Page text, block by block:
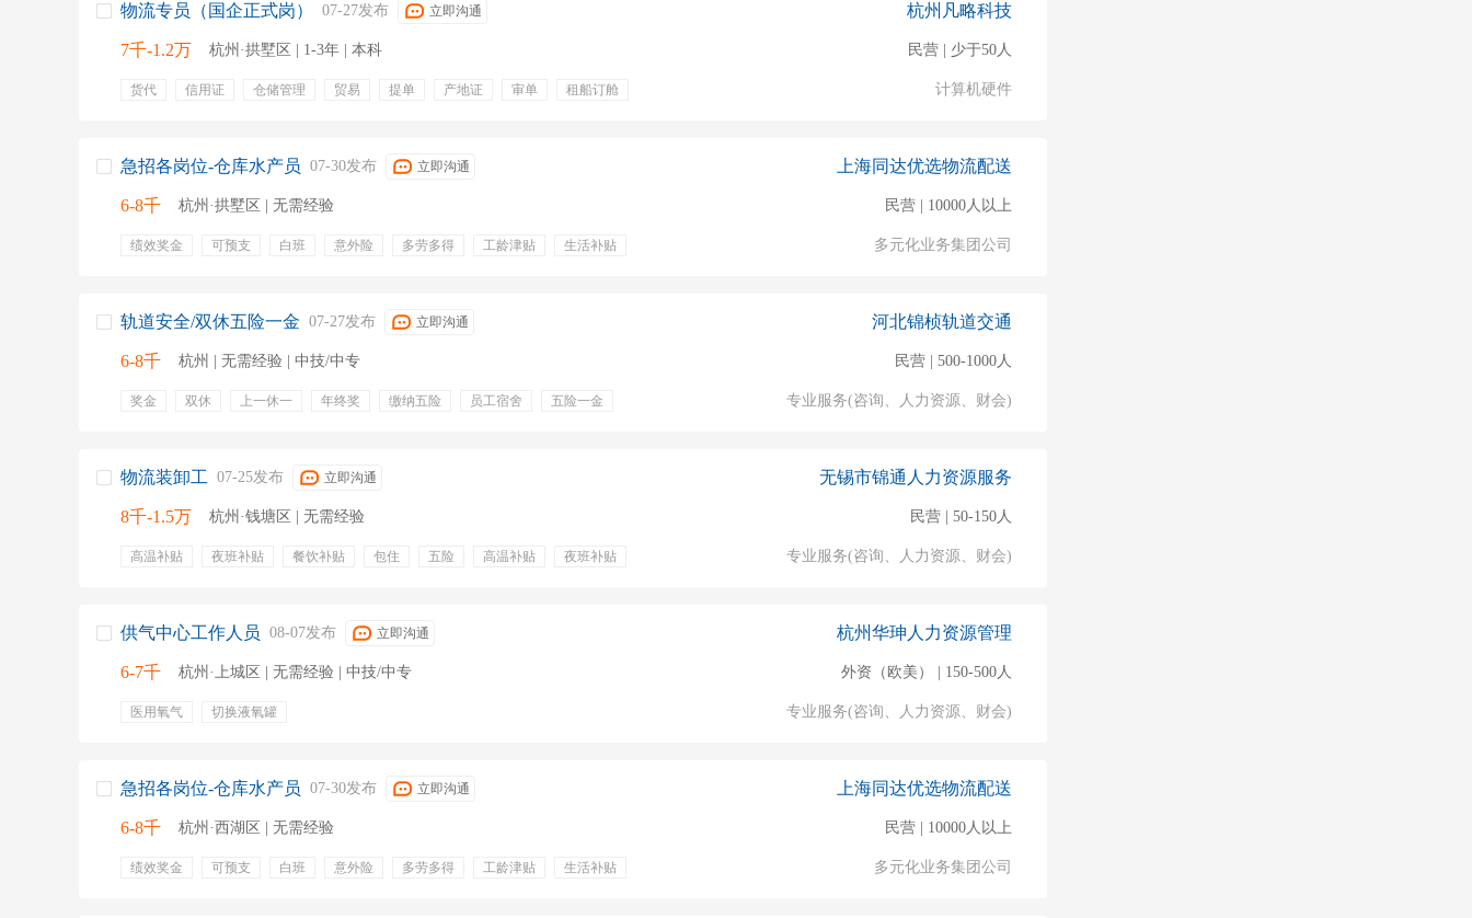
物流专员（国企正式岗） 07-27发布 立即沟通
7千-1.2万 杭州·拱墅区 | 1-3年 | 本科
货代 信用证 仓储管理 贸易 提单 产地证 审单
租船订舱
杭州凡略科技
民营 | 少于50人
计算机硬件
急招各岗位-仓库水产员 07-30发布 立即沟通
6-8千 杭州·拱墅区 | 无需经验
绩效奖金 可预支 白班 意外险 多劳多得 工龄津贴
生活补贴
上海同达优选物流配送
民营 | 10000人以上
多元化业务集团公司
轨道安全/双休五险一金 07-27发布 立即沟通
6-8千 杭州 | 无需经验 | 中技/中专
奖金 双休 上一休一 年终奖 缴纳五险 员工宿舍
五险一金
河北锦桢轨道交通
民营 | 500-1000人
专业服务(咨询、人力资源、财会)
物流装卸工 07-25发布 立即沟通
8千-1.5万 杭州·钱塘区 | 无需经验
高温补贴 夜班补贴 餐饮补贴 包住 五险 高温补贴
夜班补贴
无锡市锦通人力资源服务
民营 | 50-150人
专业服务(咨询、人力资源、财会)
供气中心工作人员 08-07发布 立即沟通
6-7千 杭州·上城区 | 无需经验 | 中技/中专
医用氧气 切换液氧罐
杭州华珅人力资源管理
外资（欧美） | 150-500人
专业服务(咨询、人力资源、财会)
急招各岗位-仓库水产员 07-30发布 立即沟通
6-8千 杭州·西湖区 | 无需经验
绩效奖金 可预支 白班 意外险 多劳多得 工龄津贴
生活补贴
上海同达优选物流配送
民营 | 10000人以上
多元化业务集团公司